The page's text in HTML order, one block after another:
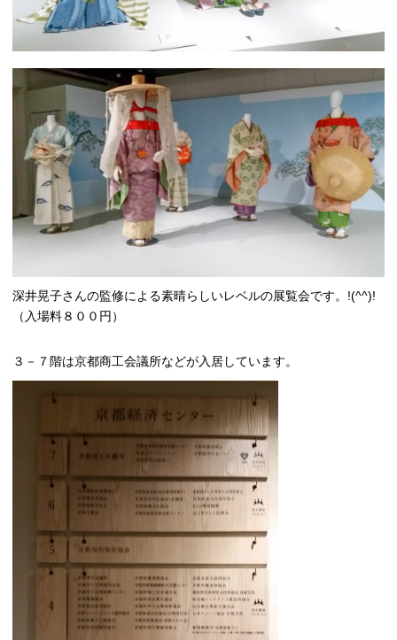
深井晃子さんの監修による素晴らしいレベルの展覧会です。!(^^)!
（入場料８００円）
３－７階は京都商工会議所などが入居しています。